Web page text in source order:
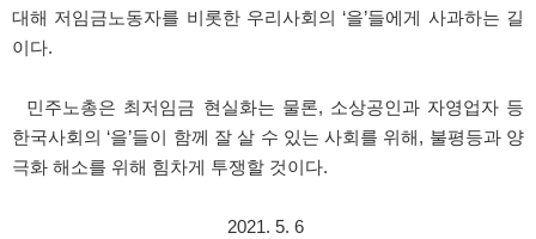
대해 저임금노동자를 비롯한 우리사회의 ‘을’들에게 사과하는 길
이다.
민주노총은 최저임금 현실화는 물론, 소상공인과 자영업자 등
한국사회의 ‘을’들이 함께 잘 살 수 있는 사회를 위해, 불평등과 양
극화 해소를 위해 힘차게 투쟁할 것이다.
2021. 5. 6